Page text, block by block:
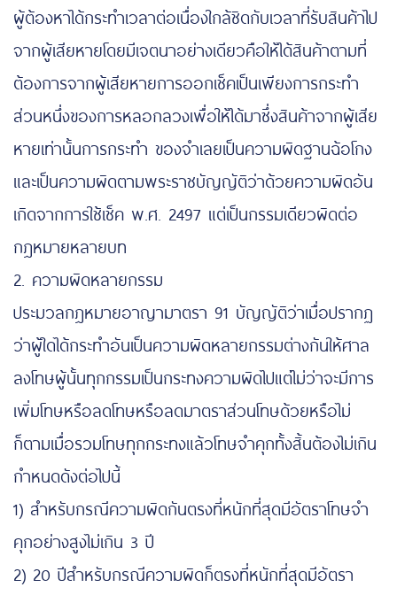
ผู้ต้องหาได้กระทำเวลาต่อเนื่องใกล้ชิดกับเวลาที่รับสินค้าไป
จากผู้เสียหายโดยมีเจตนาอย่างเดียวคือให้ได้สินค้าตามที่
ต้องการจากผู้เสียหายการออกเช็คเป็นเพียงการกระทำ
ส่วนหนึ่งของการหลอกลวงเพื่อให้ได้มาซึ่งสินค้าจากผู้เสีย
หายเท่านั้นการกระทำ ของจำเลยเป็นความผิดฐานฉ้อโกง
และเป็นความผิดตามพระราชบัญญัติว่าด้วยความผิดอัน
เกิดจากการใช้เช็ค พ.ศ. 2497 แต่เป็นกรรมเดียวผิดต่อ
กฎหมายหลายบท
2. ความผิดหลายกรรม
ประมวลกฎหมายอาญามาตรา 91 บัญญัติว่าเมื่อปรากฏ
ว่าผู้ใดได้กระทำอันเป็นความผิดหลายกรรมต่างกันให้ศาล
ลงโทษผู้นั้นทุกกรรมเป็นกระทงความผิดไปแต่ไม่ว่าจะมีการ
เพิ่มโทษหรือลดโทษหรือลดมาตราส่วนโทษด้วยหรือไม่
ก็ตามเมื่อรวมโทษทุกกระทงแล้วโทษจำคุกทั้งสิ้นต้องไม่เกิน
กำหนดดังต่อไปนี้
1) สำหรับกรณีความผิดกันตรงที่หนักที่สุดมีอัตราโทษจำ
คุกอย่างสูงไม่เกิน 3 ปี
2) 20 ปีสำหรับกรณีความผิดก็ตรงที่หนักที่สุดมีอัตรา